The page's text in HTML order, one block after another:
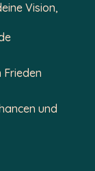
Vision,
Frieden
und